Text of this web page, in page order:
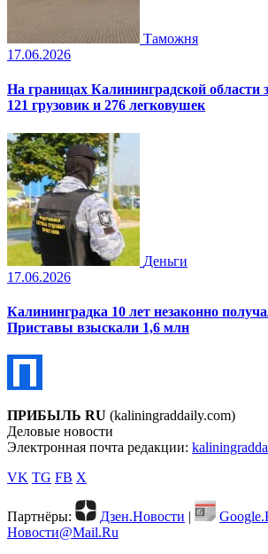
Таможня
17.06.2026
На границах Калининградской области
121 грузовик и 276 легковушек
Деньги
17.06.2026
Калининградка 10 лет незаконно
Приставы взыскали 1,6 млн
ПРИБЫЛЬ RU (kaliningraddaily.com)
Деловые новости
Электронная почта редакции:
VK TG FB X
Партнёры: Дзен.Новости |
Новости@Mail.Ru